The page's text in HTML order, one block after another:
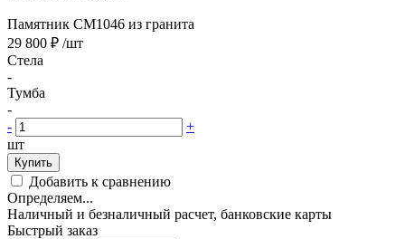
Памятник CM1046 из гранита
29 800 ₽ /шт
Стела
-
Тумба
-
-
+
шт
Купить
Добавить к сравнению
Определяем...
Наличный и безналичный расчет, банковские карты
Быстрый заказ